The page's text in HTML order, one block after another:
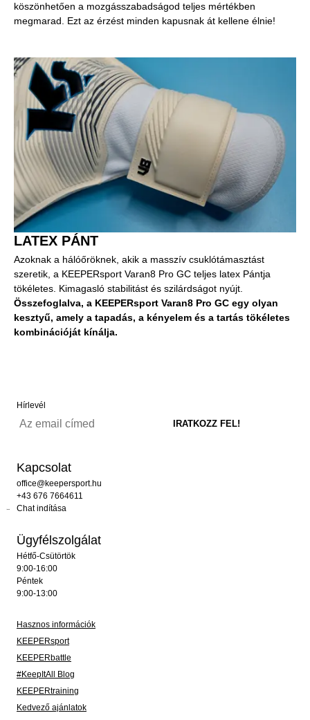
köszönhetően a mozgásszabadságod teljes mértékben
megmarad. Ezt az érzést minden kapusnak át kellene élnie!
LATEX PÁNT
Azoknak a hálóőröknek, akik a masszív csuklótámasztást
szeretik, a KEEPERsport Varan8 Pro GC teljes latex Pántja
tökéletes. Kimagasló stabilitást és szilárdságot nyújt.
Összefoglalva, a KEEPERsport Varan8 Pro GC egy olyan
kesztyű, amely a tapadás, a kényelem és a tartás tökéletes
kombinációját kínálja.
Hírlevél
Kapcsolat
office@keepersport.hu
+43 676 7664611
Chat indítása
Ügyfélszolgálat
Hétfő-Csütörtök
9:00-16:00
Péntek
9:00-13:00
Hasznos információk
KEEPERsport
KEEPERbattle
#KeepItAll Blog
KEEPERtraining
Kedvező ajánlatok